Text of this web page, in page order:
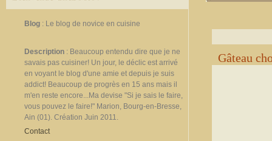
Blog : Le blog de novice en cuisine
Description : Beaucoup entendu dire que je ne
savais pas cuisiner! Un jour, le déclic est arrivé
en voyant le blog d'une amie et depuis je suis
addict! Beaucoup de progrès en 15 ans mais il
m'en reste encore...Ma devise "Si je sais le faire,
vous pouvez le faire!" Marion, Bourg-en-Bresse,
Ain (01). Création Juin 2011.
Contact
Gâteau